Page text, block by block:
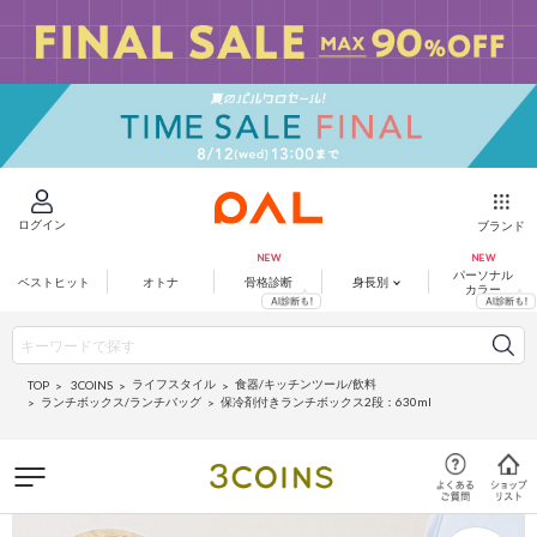
ログイン ブランド
ベストヒット オトナ 骨格診断 身長別
パーソナル
カラー
TOP 3COINS ライフスタイル
食器/キッチンツール/飲料
ランチボックス/ランチバッグ
保冷剤付きランチボックス2段：630ml